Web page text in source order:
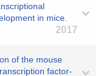
in mice.
2017
of the mouse
factor-